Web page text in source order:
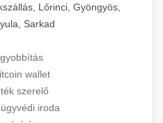
Lőrinci, Gyöngyös,
Sarkad
wallet
szerelő
iroda